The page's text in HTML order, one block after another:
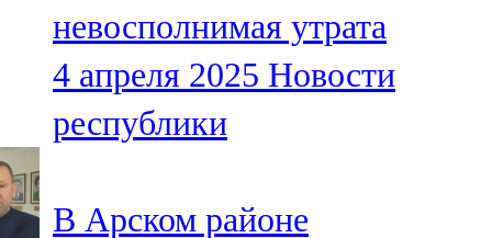
невосполнимая утрата
4 апреля 2025 Новости
республики
В Арском районе